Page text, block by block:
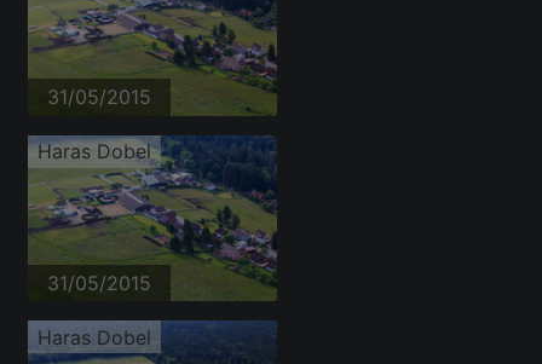
31/05/2015
Haras Dobel
31/05/2015
Haras Dobel